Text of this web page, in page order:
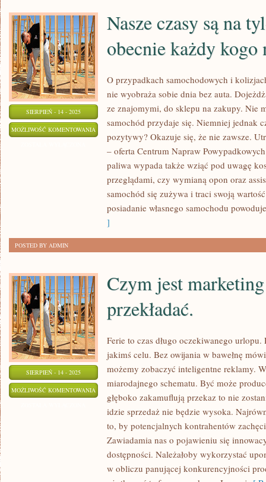
SIERPIEŃ - 14 - 2025
MOŻLIWOŚĆ KOMENTOWANIA
CZASY
STAĆ
Nasze czasy są na
obecnie każdy kogo
O przypadkach samochodowych i
nie wyobraża sobie dnia bez auta.
ze znajomymi, do sklepu na zakupy. Nie
samochód przydaje się. Niemniej jednak
pozytywy? Okazuje się, że nie zawsze.
– oferta Centrum Napraw
paliwa wypada także wziąć pod uwagę
przeglądami, czy wymianą opon oraz
samochód się zużywa i traci swoją
posiadanie własnego samochodu
]
POSTED BY ADMIN
SIERPIEŃ - 14 - 2025
MOŻLIWOŚĆ KOMENTOWANIA
JEST
PRZEKŁADAĆ.
Czym jest
przekładać.
Ferie to czas długo oczekiwanego
jakimś celu. Bez owijania w bawełnę
możemy zobaczyć inteligentne reklamy.
miarodajnego schematu. Być może
głęboko zakamuflują przekaz to nie
idzie sprzedaż nie będzie wysoka.
to, by potencjalnych kontrahentów
Zawiadamia nas o pojawieniu się
dostępności. Należałoby wykorzystać
w obliczu panującej konkurencyjności